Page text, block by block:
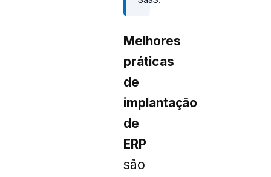
Melhores
práticas
de
implantação
de
ERP
são